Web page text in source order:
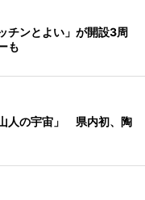
チンとよい」が開設3周
も
人の宇宙」 県内初、陶